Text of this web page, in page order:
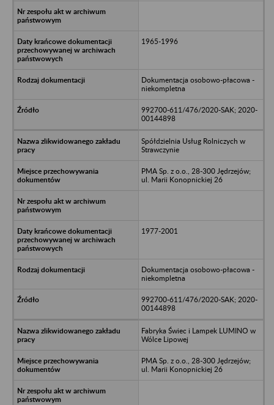
1965-1996
Dokumentacja osobowo-płacowa -
niekompletna
992700-611/476/2020-SAK; 2020-
00144898
Spółdzielnia Usług Rolniczych w
Strawczynie
PMA Sp. z o.o., 28-300 Jędrzejów;
ul. Marii Konopnickiej 26
1977-2001
Dokumentacja osobowo-płacowa -
niekompletna
992700-611/476/2020-SAK; 2020-
00144898
Fabryka Świec i Lampek LUMINO w
Wólce Lipowej
PMA Sp. z o.o., 28-300 Jędrzejów;
ul. Marii Konopnickiej 26